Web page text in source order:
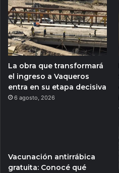
La obra que transformará
el ingreso a Vaqueros
entra en su etapa decisiva
6 agosto, 2026
Vacunación antirrábica
gratuita: Conocé qué